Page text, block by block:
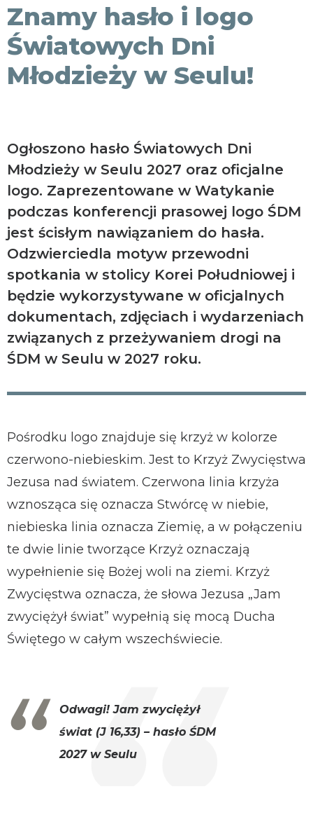
Znamy hasło i logo
Światowych Dni
Młodzieży w Seulu!
Ogłoszono hasło Światowych Dni
Młodzieży w Seulu 2027 oraz oficjalne
logo. Zaprezentowane w Watykanie
podczas konferencji prasowej logo ŚDM
jest ścisłym nawiązaniem do hasła.
Odzwierciedla motyw przewodni
spotkania w stolicy Korei Południowej i
będzie wykorzystywane w oficjalnych
dokumentach, zdjęciach i wydarzeniach
związanych z przeżywaniem drogi na
ŚDM w Seulu w 2027 roku.
Pośrodku logo znajduje się krzyż w kolorze
czerwono-niebieskim. Jest to Krzyż Zwycięstwa
Jezusa nad światem. Czerwona linia krzyża
wznosząca się oznacza Stwórcę w niebie,
niebieska linia oznacza Ziemię, a w połączeniu
te dwie linie tworzące Krzyż oznaczają
wypełnienie się Bożej woli na ziemi. Krzyż
Zwycięstwa oznacza, że słowa Jezusa „Jam
zwyciężył świat” wypełnią się mocą Ducha
Świętego w całym wszechświecie.
Odwagi! Jam zwyciężył
świat (J 16,33) – hasło ŚDM
2027 w Seulu